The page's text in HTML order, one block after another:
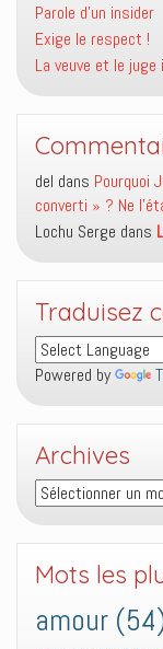
Parole d’un insider
Exige le respect !
La veuve et le juge
del dans Pourquoi
converti » ? Ne
Lochu Serge dans
Traduisez
Powered by
Archives
Archives
Mots les
amour